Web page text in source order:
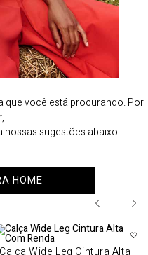
que você está procurando. Por
sugestões abaixo.
HOME
Calça Wide Leg Cintura Alta